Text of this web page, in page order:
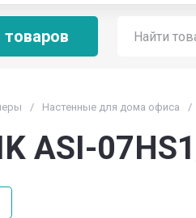
товаров
/ Настенные для дома офиса /
ASI-